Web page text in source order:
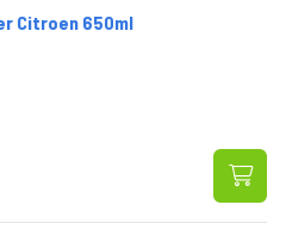
Citroen 650ml